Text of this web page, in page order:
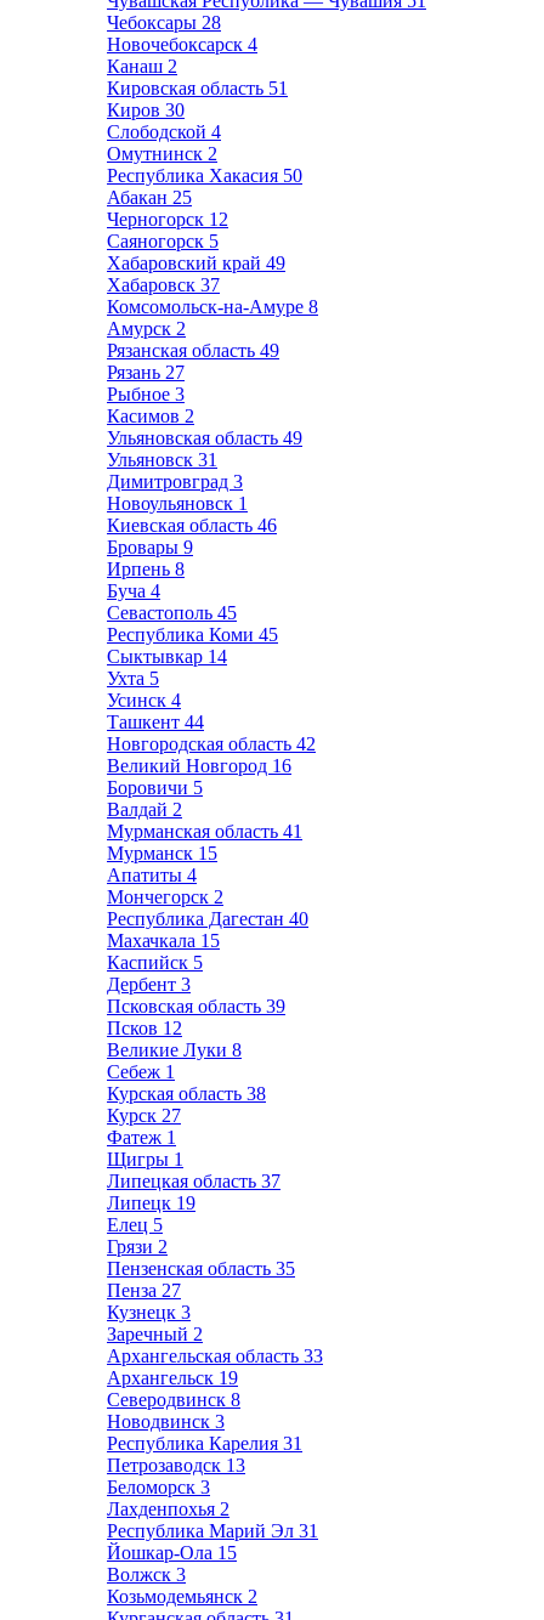
Чебоксары 28
Новочебоксарск 4
Канаш 2
Кировская область 51
Киров 30
Слободской 4
Омутнинск 2
Республика Хакасия 50
Абакан 25
Черногорск 12
Саяногорск 5
Хабаровский край 49
Хабаровск 37
Комсомольск-на-Амуре 8
Амурск 2
Рязанская область 49
Рязань 27
Рыбное 3
Касимов 2
Ульяновская область 49
Ульяновск 31
Димитровград 3
Новоульяновск 1
Киевская область 46
Бровары 9
Ирпень 8
Буча 4
Севастополь 45
Республика Коми 45
Сыктывкар 14
Ухта 5
Усинск 4
Ташкент 44
Новгородская область 42
Великий Новгород 16
Боровичи 5
Валдай 2
Мурманская область 41
Мурманск 15
Апатиты 4
Мончегорск 2
Республика Дагестан 40
Махачкала 15
Каспийск 5
Дербент 3
Псковская область 39
Псков 12
Великие Луки 8
Себеж 1
Курская область 38
Курск 27
Фатеж 1
Щигры 1
Липецкая область 37
Липецк 19
Елец 5
Грязи 2
Пензенская область 35
Пенза 27
Кузнецк 3
Заречный 2
Архангельская область 33
Архангельск 19
Северодвинск 8
Новодвинск 3
Республика Карелия 31
Петрозаводск 13
Беломорск 3
Лахденпохья 2
Республика Марий Эл 31
Йошкар-Ола 15
Волжск 3
Козьмодемьянск 2